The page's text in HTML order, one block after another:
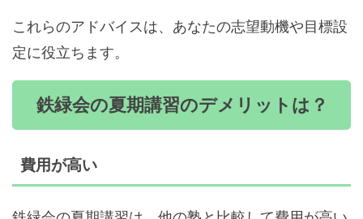
これらのアドバイスは、あなたの志望動機や目標設
定に役立ちます。
鉄緑会の夏期講習のデメリットは？
費用が高い